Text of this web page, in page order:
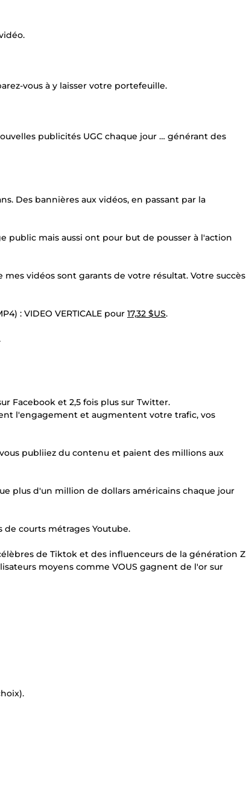
vous à y laisser votre portefeuille.
publicités UGC chaque jour … générant des
Des bannières aux vidéos, en passant par la
public mais aussi ont pour but de pousser à l'action
vidéos sont garants de votre résultat. Votre succès
: VIDEO VERTICALE pour 17,32 $US.
Facebook et 2,5 fois plus sur Twitter.
l'engagement et augmentent votre trafic, vos
publiiez du contenu et paient des millions aux
plus d'un million de dollars américains chaque jour
de courts métrages Youtube.
de Tiktok et des influenceurs de la génération Z
moyens comme VOUS gagnent de l'or sur